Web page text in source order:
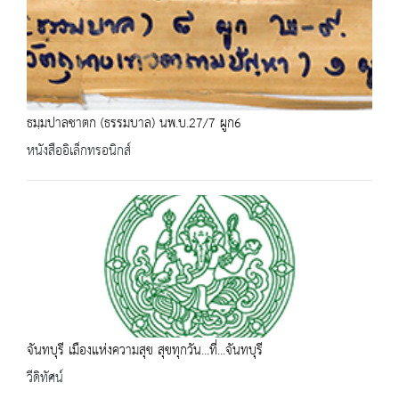
ธมฺมปาลชาตก (ธรรมบาล) นพ.บ.27/7 ผูก6
หนังสืออิเล็กทรอนิกส์
จันทบุรี เมืองแห่งความสุข สุขทุกวัน...ที่...จันทบุรี
วีดิทัศน์